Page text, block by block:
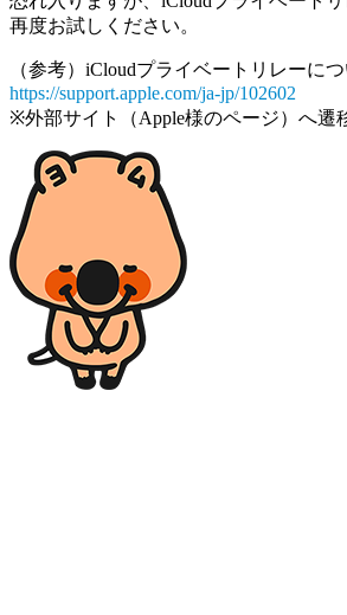
再度お試しください。
（参考）iCloudプライベートリレーに
https://support.apple.com/ja-jp/102602
※外部サイト（Apple様のページ）へ遷